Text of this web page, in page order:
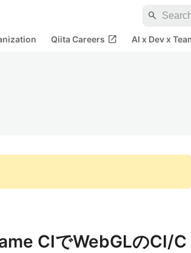
search
Qiita Careers open_in_new AI x Dev x
CIでWebGLのCI/C